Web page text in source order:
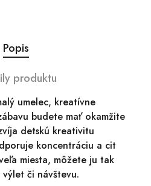
Popis
produktu
umelec, kreatívne
budete mať okamžite
detskú kreativitu
koncentráciu a cit
miesta, môžete ju tak
či návštevu.